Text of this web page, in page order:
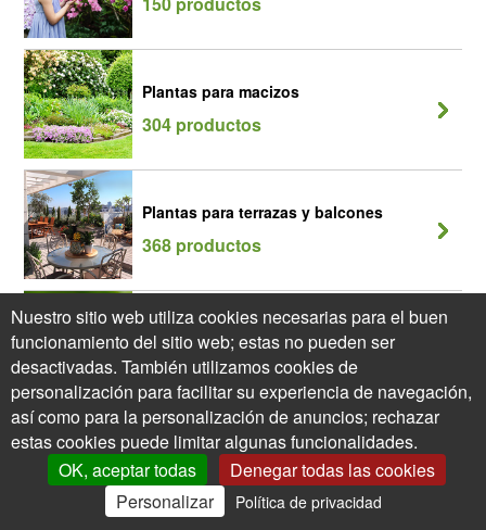
Plantas para macizos
304 productos
Plantas para terrazas y balcones
368 productos
Seto Melífero
205 productos
Mi Cuenta Ofertas Cesta
Nuestro sitio web utiliza cookies necesarias para el buen
funcionamiento del sitio web; estas no pueden ser
desactivadas. También utilizamos cookies de
personalización para facilitar su experiencia de navegación,
así como para la personalización de anuncios; rechazar
estas cookies puede limitar algunas funcionalidades.
OK, aceptar todas
Denegar todas las cookies
Personalizar
Política de privacidad